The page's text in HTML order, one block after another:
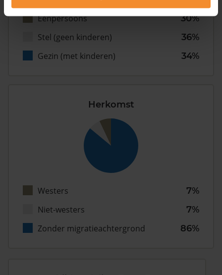
Eénpersoons
30%
Stel (geen kinderen)
36%
Gezin (met kinderen)
34%
Herkomst
Westers
7%
Niet-westers
7%
Zonder migratieachtergrond
86%